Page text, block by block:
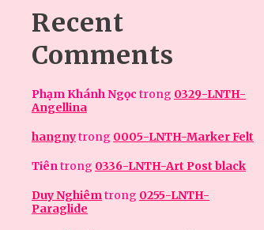
Recent
Comments
Phạm Khánh Ngọc trong 0329-LNTH-
Angellina
hangnytrong 0005-LNTH-Marker Felt
Tiêntrong 0336-LNTH-Art Post black
Duy Nghiêmtrong 0255-LNTH-
Paraglide